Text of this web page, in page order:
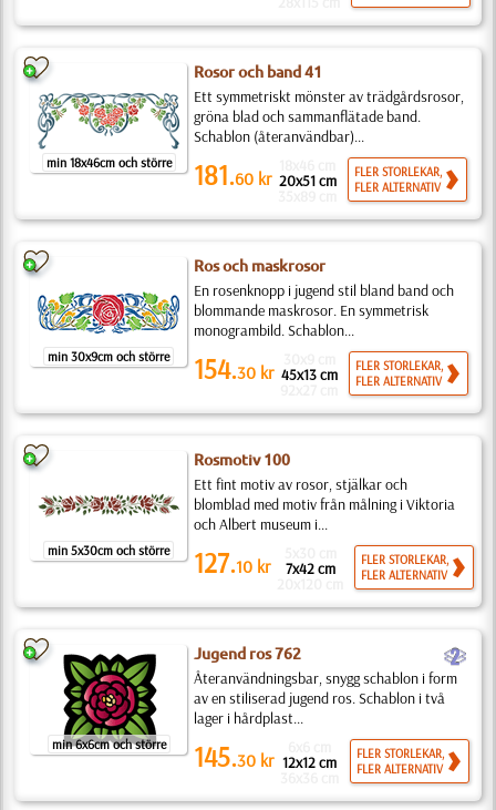
min 18x46cm och större
Rosor och band 41
Ett symmetriskt mönster av trädgårdsrosor,
gröna blad och sammanflätade band.
Schablon (återanvändbar)...
181.60 kr 20x51 cm
FLER STORLEKAR,
FLER ALTERNATIV
min 30x9cm och större
Ros och maskrosor
En rosenknopp i jugend stil bland band och
blommande maskrosor. En symmetrisk
monogrambild. Schablon...
154.30 kr 45x13 cm
FLER STORLEKAR,
FLER ALTERNATIV
min 5x30cm och större
Rosmotiv 100
Ett fint motiv av rosor, stjälkar och
blomblad med motiv från målning i Viktoria
och Albert museum i...
127.10 kr 7x42 cm
FLER STORLEKAR,
FLER ALTERNATIV
min 6x6cm och större
Jugend ros 762 b
Återanvändningsbar, snygg schablon i form
av en stiliserad jugend ros. Schablon i två
lager i hårdplast...
145.30 kr 12x12 cm
FLER STORLEKAR,
FLER ALTERNATIV